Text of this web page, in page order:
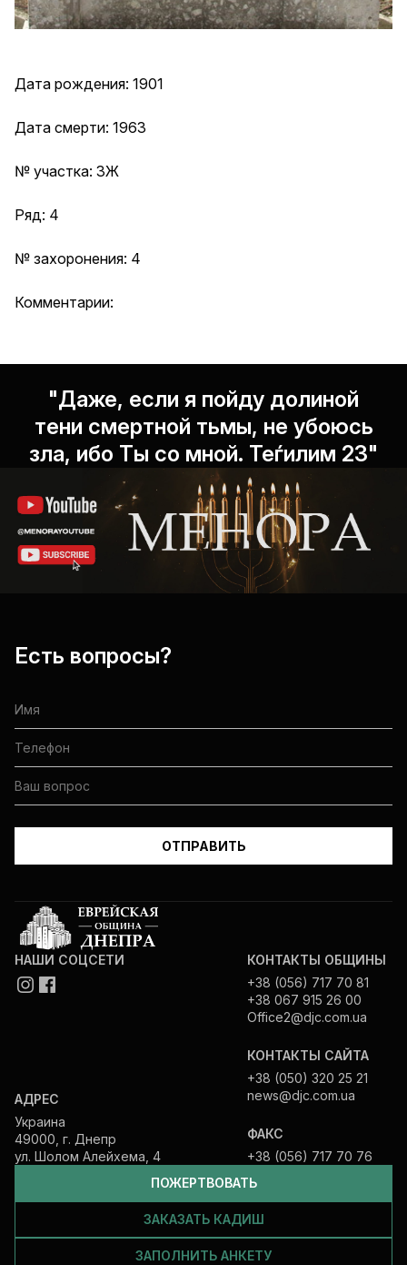
Дата рождения: 1901
Дата смерти: 1963
№ участка: 3Ж
Ряд: 4
№ захоронения: 4
Комментарии:
"Даже, если я пойду долиной
тени смертной тьмы, не убоюсь
зла, ибо Ты со мной. Теѓилим 23"
Есть вопросы?
ПОЖЕРТВОВАТЬ
ЗАКАЗАТЬ КАДИШ
ЗАПОЛНИТЬ АНКЕТУ
НАШИ СОЦСЕТИ
АДРЕС
Украина
49000, г. Днепр
ул. Шолом Алейхема, 4
КОНТАКТЫ ОБЩИНЫ
+38 (056) 717 70 81
+38 067 915 26 00
Office2@djc.com.ua
КОНТАКТЫ САЙТА
+38 (050) 320 25 21
news@djc.com.ua
ФАКС
+38 (056) 717 70 76